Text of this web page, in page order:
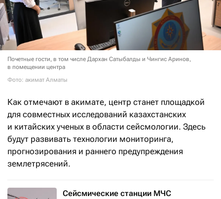
Почетные гости, в том числе Дархан Сатыбалды и Чингис Аринов,
в помещении центра
Фото: акимат Алматы
Как отмечают в акимате, центр станет площадкой
для совместных исследований казахстанских
и китайских ученых в области сейсмологии. Здесь
будут развивать технологии мониторинга,
прогнозирования и раннего предупреждения
землетрясений.
Сейсмические станции МЧС